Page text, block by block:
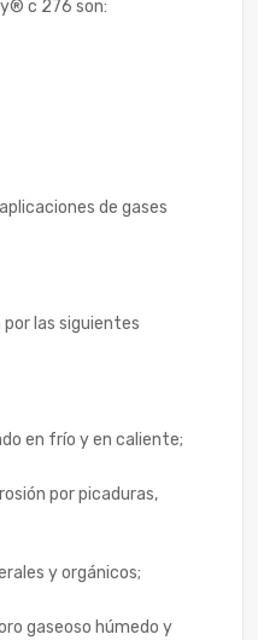
c 276 son:
de gases
las siguientes
en frío y en caliente;
por picaduras,
y orgánicos;
gaseoso húmedo y